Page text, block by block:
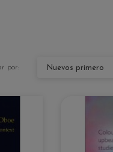
por: Nuevos primero